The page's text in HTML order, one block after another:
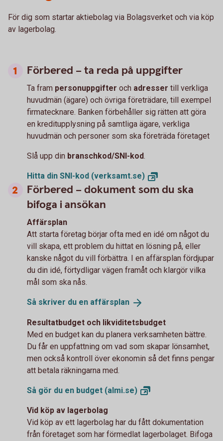
För dig som startar aktiebolag via Bolagsverket och via köp
av lagerbolag.
Förbered – ta reda på uppgifter
Ta fram personuppgifter och adresser till verkliga
huvudmän (ägare) och övriga företrädare, till exempel
firmatecknare. Banken förbehåller sig rätten att göra
en kreditupplysning på samtliga ägare, verkliga
huvudmän och personer som ska företräda företaget
Slå upp din branschkod/SNI-kod.
Hitta din SNI-kod (verksamt.se)
Förbered – dokument som du ska
bifoga i ansökan
Affärsplan
Att starta företag börjar ofta med en idé om något du
vill skapa, ett problem du hittat en lösning på, eller
kanske något du vill förbättra. I en affärsplan fördjupar
du din idé, förtydligar vägen framåt och klargör vilka
mål som ska nås.
Så skriver du en affärsplan
Resultatbudget och likviditetsbudget
Med en budget kan du planera verksamheten bättre.
Du får en uppfattning om vad som skapar lönsamhet,
men också kontroll över ekonomin så det finns pengar
att betala räkningarna med.
Så gör du en budget (almi.se)
Vid köp av lagerbolag
Vid köp av ett lagerbolag har du fått dokumentation
från företaget som har förmedlat lagerbolaget. Bifoga